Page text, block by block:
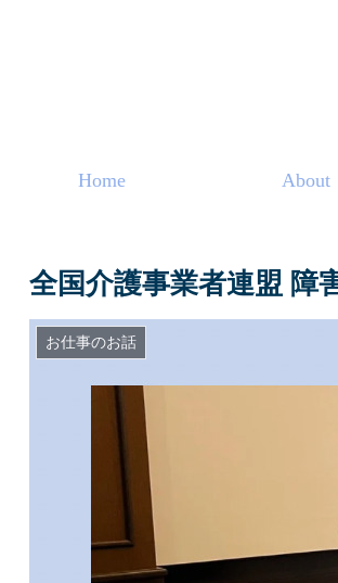
Home About
全国介護事業者連盟 障
お仕事のお話